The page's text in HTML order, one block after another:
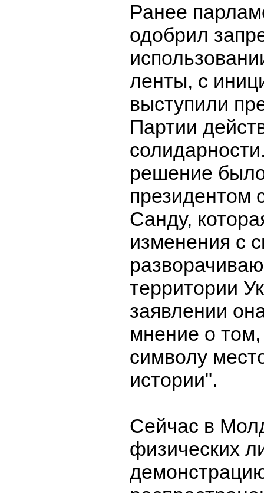
Ранее
одобрил
ленты, с
выступили
Партии
решение
президентом
Санду,
изменения с
территории
заявлении
мнение о том,
символу
истории".
Сейчас в
физических